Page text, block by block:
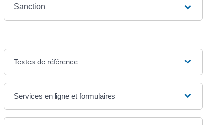
Sanction
Textes de référence
Services en ligne et formulaires